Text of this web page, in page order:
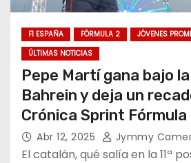
F1 ESPAÑA FÓRMULA 2
JÓVENES
ÚLTIMAS NOTICIAS
Pepe Martí gana bajo
Bahrein y deja un
Crónica Sprint Fórmula
Abr 12, 2025 Jymmy
El catalán, qué salía en la 11ª